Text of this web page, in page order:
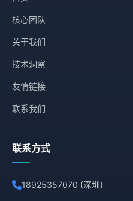
核心团队
关于我们
技术洞察
友情链接
联系我们
联系方式
18925357070 (深圳)